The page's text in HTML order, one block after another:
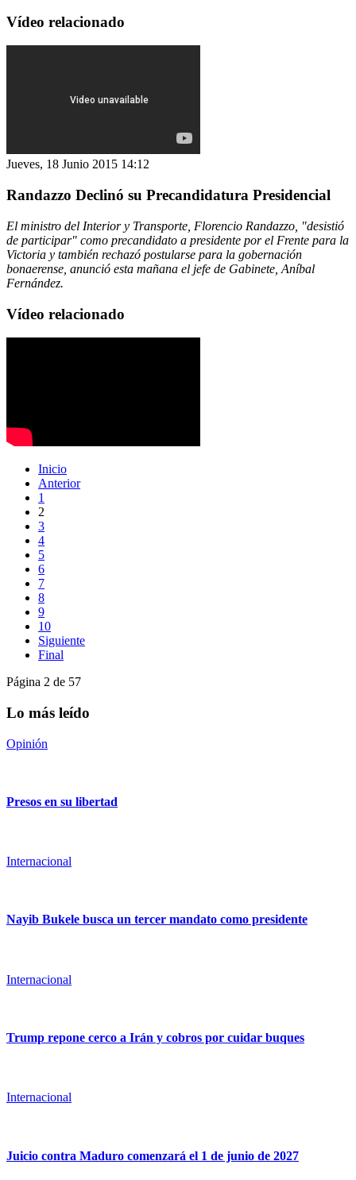
Vídeo relacionado
Jueves, 18 Junio 2015 14:12
Randazzo Declinó su Precandidatura Presidencial
El ministro del Interior y Transporte, Florencio Randazzo, "desistió
de participar" como precandidato a presidente por el Frente para la
Victoria y también rechazó postularse para la gobernación
bonaerense, anunció esta mañana el jefe de Gabinete, Aníbal
Fernández.
Vídeo relacionado
Inicio
Anterior
1
2
3
4
5
6
7
8
9
10
Siguiente
Final
Página 2 de 57
Lo más leído
Opinión
Presos en su libertad
Internacional
Nayib Bukele busca un tercer mandato como presidente
Internacional
Trump repone cerco a Irán y cobros por cuidar buques
Internacional
Juicio contra Maduro comenzará el 1 de junio de 2027